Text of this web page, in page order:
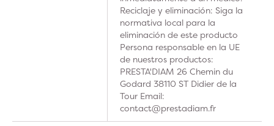
Reciclaje y eliminación: Siga la
normativa local para la
eliminación de este producto
Persona responsable en la UE
de nuestros productos:
PRESTA'DIAM 26 Chemin du
Godard 38110 ST Didier de la
Tour Email:
contact@prestadiam.fr